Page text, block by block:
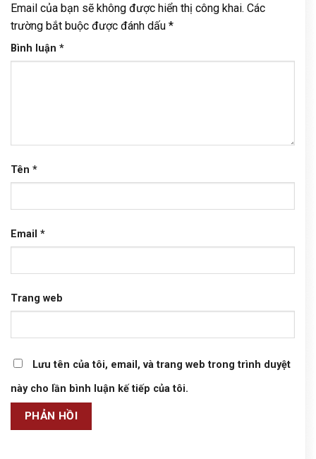
Email của bạn sẽ không được hiển thị công khai. Các
trường bắt buộc được đánh dấu *
Bình luận *
Tên *
Email *
Trang web
Lưu tên của tôi, email, và trang web trong trình duyệt
này cho lần bình luận kế tiếp của tôi.